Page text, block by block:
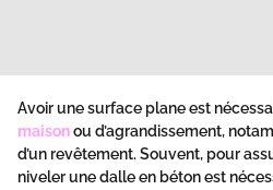
Avoir une surface plane est
maisonou d’agrandissement,
d’un revêtement. Souvent, pour
niveler une dalle en béton est